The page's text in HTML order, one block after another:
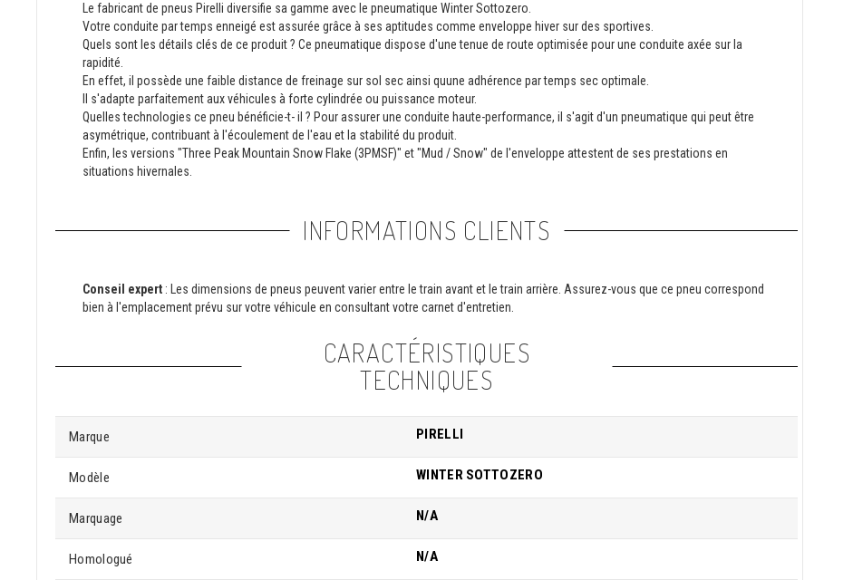
Le fabricant de pneus Pirelli diversifie sa gamme avec le pneumatique Winter Sottozero.
Votre conduite par temps enneigé est assurée grâce à ses aptitudes comme enveloppe hiver sur des sportives.
Quels sont les détails clés de ce produit ? Ce pneumatique dispose d'une tenue de route optimisée pour une conduite axée sur la
rapidité.
En effet, il possède une faible distance de freinage sur sol sec ainsi quune adhérence par temps sec optimale.
Il s'adapte parfaitement aux véhicules à forte cylindrée ou puissance moteur.
Quelles technologies ce pneu bénéficie-t- il ? Pour assurer une conduite haute-performance, il s'agit d'un pneumatique qui peut être
asymétrique, contribuant à l'écoulement de l'eau et la stabilité du produit.
Enfin, les versions "Three Peak Mountain Snow Flake (3PMSF)" et "Mud / Snow" de l'enveloppe attestent de ses prestations en
situations hivernales.
INFORMATIONS CLIENTS
Conseil expert : Les dimensions de pneus peuvent varier entre le train avant et le train arrière. Assurez-vous que ce pneu correspond
bien à l'emplacement prévu sur votre véhicule en consultant votre carnet d'entretien.
CARACTÉRISTIQUES
TECHNIQUES
Marque PIRELLI
Modèle WINTER SOTTOZERO
Marquage N/A
Homologué N/A